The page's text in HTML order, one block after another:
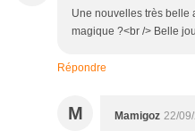
Une nouvelles très belle
magique ?<br /> Belle
Répondre
M Mamigoz 22/